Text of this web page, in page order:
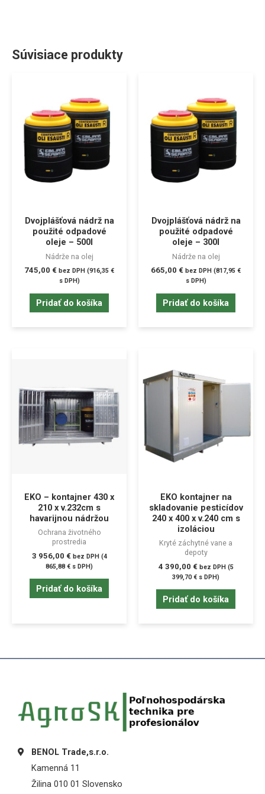
Súvisiace produkty
Dvojplášťová nádrž na
použité odpadové
oleje – 500l
Nádrže na olej
745,00 € bez DPH (916,35 €
s DPH)
Pridať do košíka
Dvojplášťová nádrž na
použité odpadové
oleje – 300l
Nádrže na olej
665,00 € bez DPH (817,95 €
s DPH)
Pridať do košíka
EKO – kontajner 430 x
210 x v.232cm s
havarijnou nádržou
Ochrana životného
prostredia
3 956,00 € bez DPH (4
865,88 € s DPH)
Pridať do košíka
EKO kontajner na
skladovanie pesticídov
240 x 400 x v.240 cm s
izoláciou
Kryté záchytné vane a
depoty
4 390,00 € bez DPH (5
399,70€ s DPH)
Pridať do košíka
BENOL Trade,s.r.o.
Kamenná 11
Žilina 010 01 Slovensko